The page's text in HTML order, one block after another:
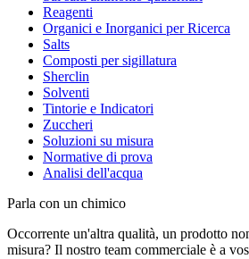
Reagenti
Organici e Inorganici per Ricerca
Salts
Composti per sigillatura
Sherclin
Solventi
Tintorie e Indicatori
Zuccheri
Soluzioni su misura
Normative di prova
Analisi dell'acqua
Parla con un chimico
Occorrente un'altra qualità, un prodotto
misura? Il nostro team commerciale è a